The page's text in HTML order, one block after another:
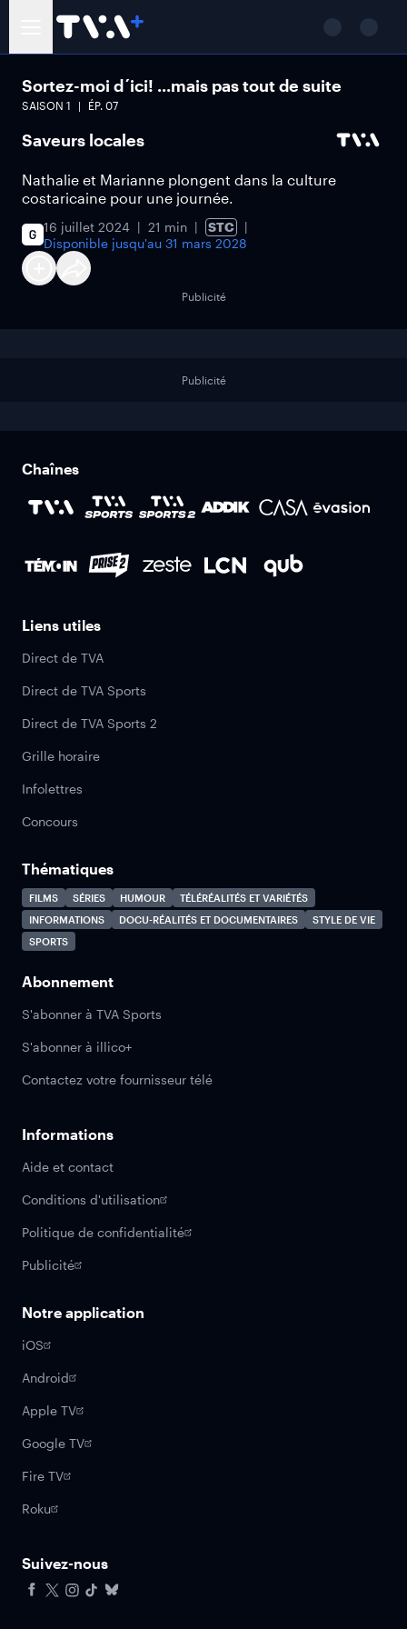
Sortez-moi d´ici! ...mais pas tout de suite
SAISON 1 ÉP. 07
Saveurs locales
Nathalie et Marianne plongent dans la culture
costaricaine pour une journée.
16 juillet 2024 21 min
STC
Disponible jusqu'au 31 mars 2028
Publicité
Publicité
Chaînes
Liens utiles
Direct de TVA
Direct de TVA Sports
Direct de TVA Sports 2
Grille horaire
Infolettres
Concours
Thématiques
FILMS SÉRIES HUMOUR
TÉLÉRÉALITÉS ET VARIÉTÉS
INFORMATIONS
DOCU-RÉALITÉS ET DOCUMENTAIRES
STYLE DE VIE
SPORTS
Abonnement
S'abonner à TVA Sports
S'abonner à illico+
Contactez votre fournisseur télé
Informations
Aide et contact
Conditions d'utilisation
Politique de confidentialité
Publicité
Notre application
iOS
Android
Apple TV
Google TV
Fire TV
Roku
Suivez-nous